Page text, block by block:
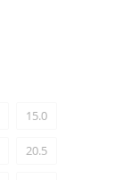
15.0
20.5